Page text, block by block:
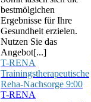
bestmölgichen
Ergebnisse für Ihre
Gesundheit erzielen.
Nutzen Sie das
Angebot[...]
T-RENA
Trainingstherapeutische
Reha-Nachsorge 9:00
T-RENA